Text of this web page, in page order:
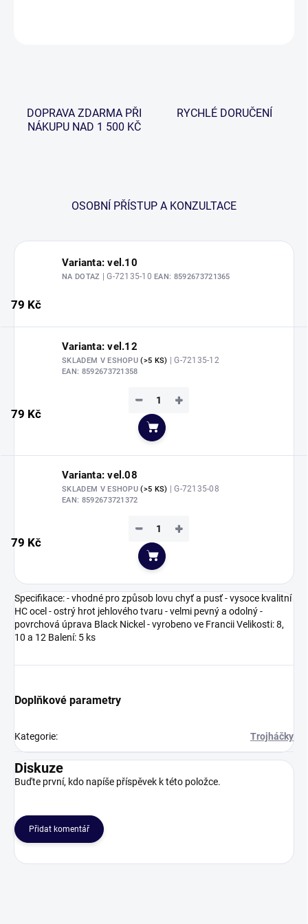
DOPRAVA ZDARMA PŘI
NÁKUPU NAD 1 500 KČ
RYCHLÉ DORUČENÍ
OSOBNÍ PŘÍSTUP A KONZULTACE
Varianta: vel.10
NA DOTAZ | G-72135-10EAN: 8592673721365
79 Kč
Varianta: vel.12
SKLADEM V ESHOPU(>5 KS) | G-72135-12
EAN: 8592673721358
79 Kč
+
−
Do košíku
Varianta: vel.08
SKLADEM V ESHOPU(>5 KS) | G-72135-08
EAN: 8592673721372
79 Kč
+
−
Do košíku
Specifikace: - vhodné pro způsob lovu chyť a pusť - vysoce kvalitní
HC ocel - ostrý hrot jehlového tvaru - velmi pevný a odolný -
povrchová úprava Black Nickel - vyrobeno ve Francii Velikosti: 8,
10 a 12 Balení: 5 ks
Doplňkové parametry
Kategorie: Trojháčky
Diskuze
Buďte první, kdo napíše příspěvek k této položce.
Přidat komentář